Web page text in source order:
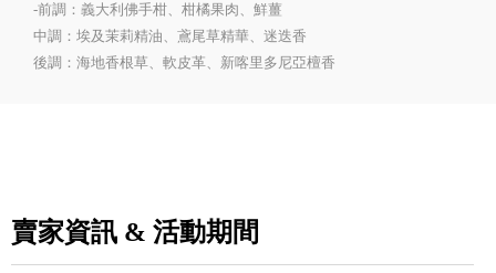
-前調：義大利佛手柑、柑橘果肉、鮮薑
中調：埃及茉莉精油、鳶尾草精華、迷迭香
後調：海地香根草、軟皮革、新喀里多尼亞檀香
賣家資訊 & 活動期間